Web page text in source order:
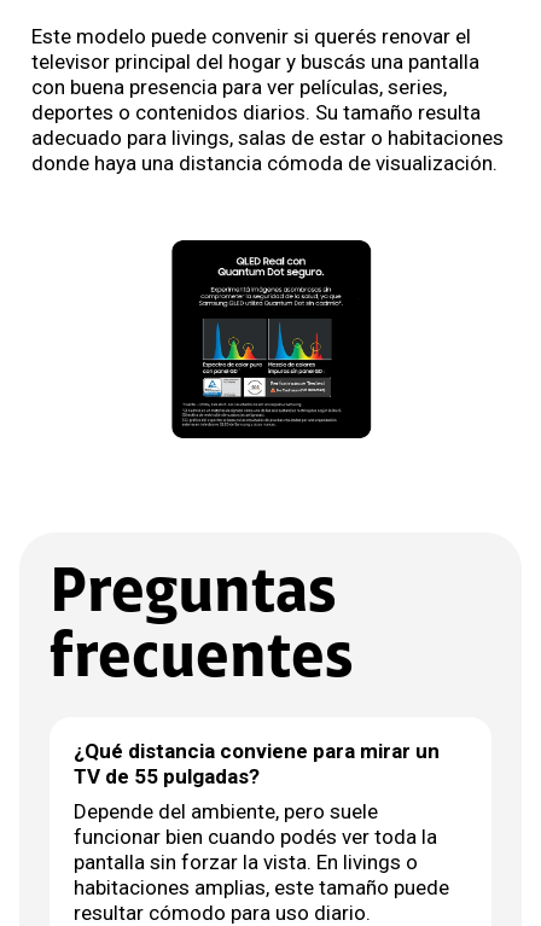
Este modelo puede convenir si querés renovar el
televisor principal del hogar y buscás una pantalla
con buena presencia para ver películas, series,
deportes o contenidos diarios. Su tamaño resulta
adecuado para livings, salas de estar o habitaciones
donde haya una distancia cómoda de visualización.
Preguntas
frecuentes
¿Qué distancia conviene para mirar un
TV de 55 pulgadas?
Depende del ambiente, pero suele
funcionar bien cuando podés ver toda la
pantalla sin forzar la vista. En livings o
habitaciones amplias, este tamaño puede
resultar cómodo para uso diario.